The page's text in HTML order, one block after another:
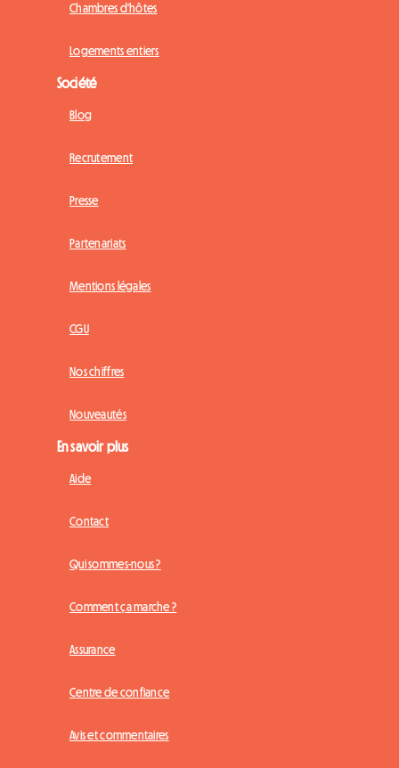
Chambres d'hôtes
Logements entiers
Société
Blog
Recrutement
Presse
Partenariats
Mentions légales
CGU
Nos chiffres
Nouveautés
En savoir plus
Aide
Contact
Qui sommes-nous ?
Comment ça marche ?
Assurance
Centre de confiance
Avis et commentaires